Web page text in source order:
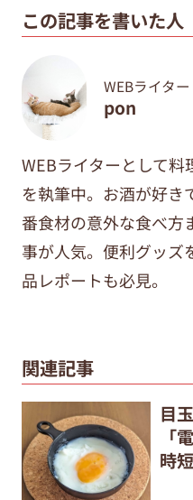
この記事を書いた人
WEBライター
pon
WEBライターとして
を執筆中。 お酒が好き
番食材の意外な食べ方
事が人気。便利グッズ
品レポートも必見。
関連記事
目
「
時